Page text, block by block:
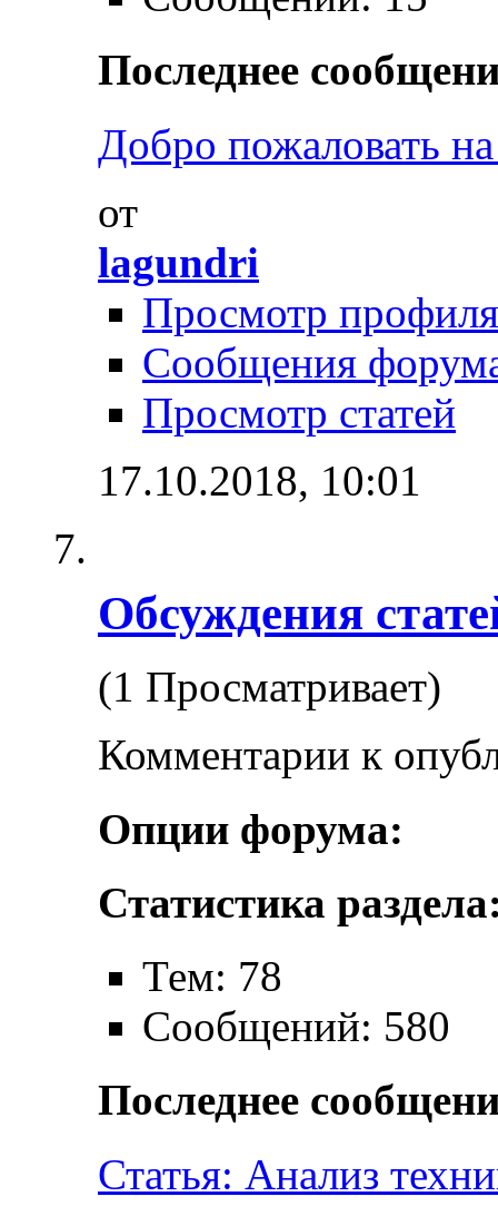
Последнее
Добро пожаловать
от
lagundri
Просмотр профиля
Сообщения
Просмотр статей
17.10.2018, 10:01
Обсуждения
(1 Просматривает)
Комментарии к
Опции форума:
Статистика
Тем: 78
Сообщений: 580
Последнее
Статья: Анализ